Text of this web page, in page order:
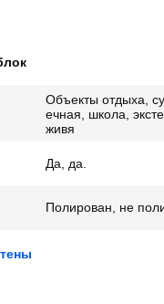
Объекты отдыха,
ечная, школа,
живя
Да, да.
Полирован, не